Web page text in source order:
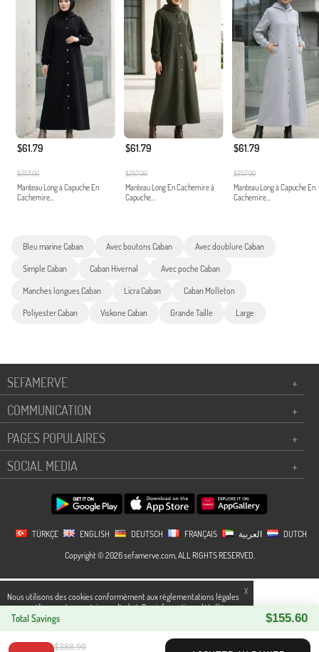
X
Nous utilisons des cookies conformément aux réglementations légales
pour améliorer votre expérience d`achat. Des informations détaillées
peuvent être consultées sur notre page,
$61.79
$257.00
Manteau Long à Capuche En
Cachemire...
$61.79
$257.00
Manteau Long En Cachemire à
Capuche...
$61.79
$257.00
Manteau Long à Capuche En
Cachemire...
Bleu marine Caban Avec boutons Caban Avec doublure Caban
Simple Caban Caban Hivernal Avec poche Caban
Manches longues Caban Licra Caban Caban Molleton
Poliyester Caban Viskone Caban Grande Taille Large
Total Savings $155.60
$388.99
SEFAMERVE
+
COMMUNICATION
+
PAGES POPULAIRES
+
SOCIAL MEDIA
+
TÜRKÇE ENGLISH DEUTSCH FRANÇAIS
DUTCH
Copyright © 2026 sefamerve.com, ALL RIGHTS RESERVED.